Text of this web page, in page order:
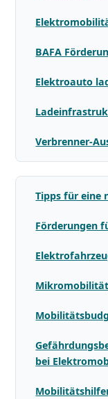
BAFA
Elektroauto
Verbrenner-
Tipps für eine
Förderungen
Mikromobilität
bei